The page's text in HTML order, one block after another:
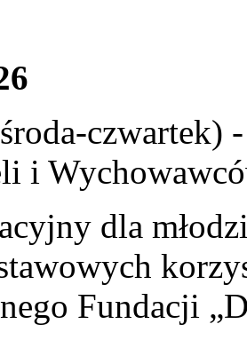
czwartek)
i
dla
Fundacji